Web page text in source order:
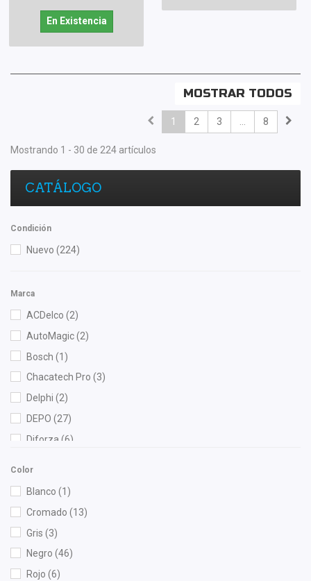
En Existencia
MOSTRAR TODOS
1 2 3 ... 8
Mostrando 1 - 30 de 224 artículos
CATÁLOGO
Condición
Nuevo (224)
Marca
ACDelco (2)
AutoMagic(2)
Bosch (1)
Chacatech Pro (3)
Delphi (2)
DEPO (27)
Diforza (6)
Color
Blanco (1)
Cromado (13)
Gris (3)
Negro (46)
Rojo (6)